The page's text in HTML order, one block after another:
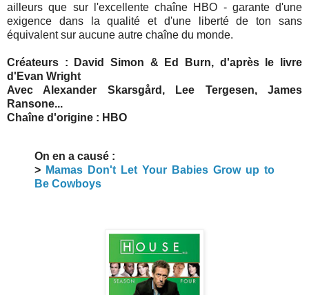
ailleurs que sur l'excellente chaîne HBO - garante d'une
exigence dans la qualité et d'une liberté de ton sans
équivalent sur aucune autre chaîne du monde.
Créateurs : David Simon & Ed Burn, d'après le livre
d'Evan Wright
Avec Alexander Skarsgård, Lee Tergesen, James
Ransone...
Chaîne d'origine : HBO
On en a causé :
> Mamas Don't Let Your Babies Grow up to
Be Cowboys